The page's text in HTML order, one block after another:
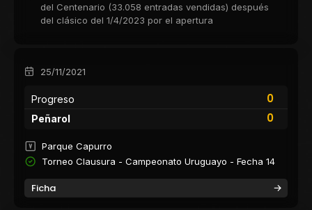
del Centenario (33.058 entradas vendidas) después
del clásico del 1/4/2023 por el apertura
25/11/2021
Progreso
0
0
Peñarol
Parque Capurro
Torneo Clausura - Campeonato Uruguayo - Fecha 14
Ficha